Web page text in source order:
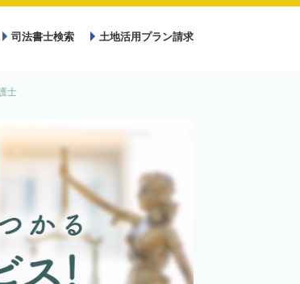
司法書士検索 土地活用プラン請求
士